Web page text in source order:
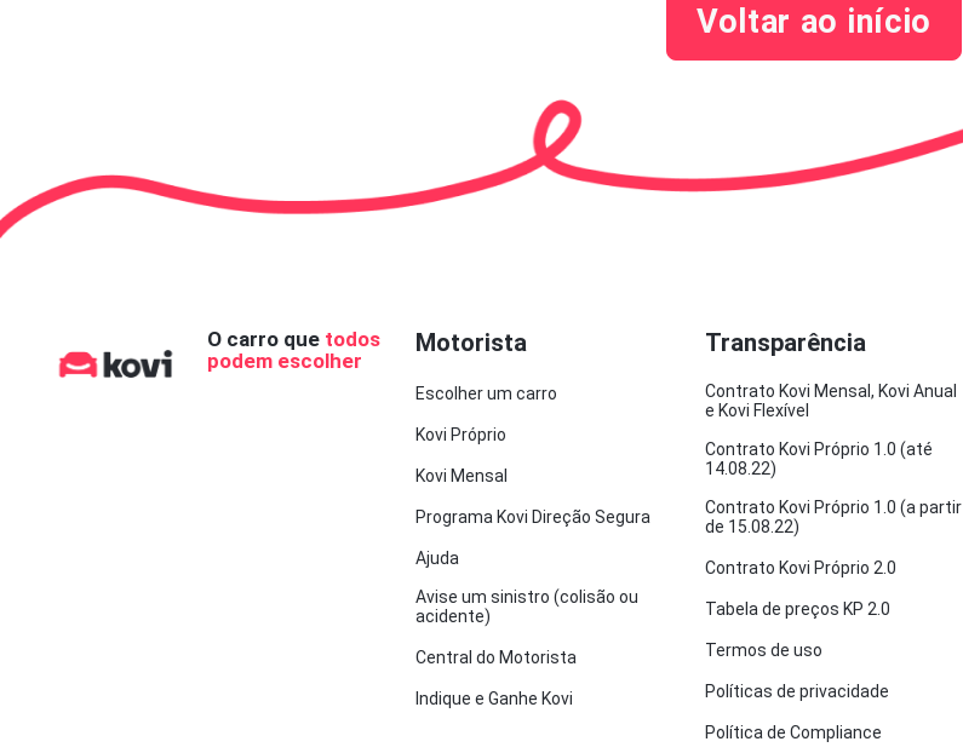
Voltar ao início
O carro que todos
podem escolher
Motorista
Escolher um carro
Kovi Próprio
Kovi Mensal
Programa Kovi Direção Segura
Ajuda
Avise um sinistro (colisão ou
acidente)
Central do Motorista
Indique e Ganhe Kovi
Transparência
Contrato Kovi Mensal, Kovi Anual
e Kovi Flexível
Contrato Kovi Próprio 1.0 (até
14.08.22)
Contrato Kovi Próprio 1.0 (a partir
de 15.08.22)
Contrato Kovi Próprio 2.0
Tabela de preços KP 2.0
Termos de uso
Políticas de privacidade
Política de Compliance